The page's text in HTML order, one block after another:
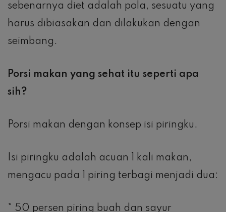
sebenarnya diet adalah pola, sesuatu yang
harus dibiasakan dan dilakukan dengan
seimbang.
Porsi makan yang sehat itu seperti apa
sih?
Porsi makan dengan konsep isi piringku.
Isi piringku adalah acuan 1 kali makan,
mengacu pada 1 piring terbagi menjadi dua:
* 50 persen piring buah dan sayur